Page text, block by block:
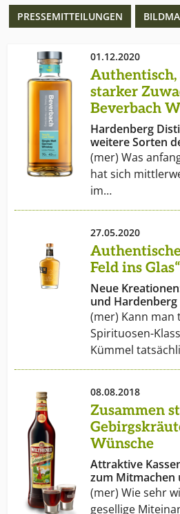
Goldwasser sowie Original
PRESSEMITTEILUNGEN
01.12.2020
Authentisch,
starker
Beverbach
Hardenberg
weitere Sorten
(mer) Was
hat sich
im…
27.05.2020
Feld ins Glas“
Neue
und Hardenberg
(mer) Kann
Spirituosen-
Kümmel
08.08.2018
Zusammen
Wünsche
Attraktive
zum Mitmachen
(mer) Wie sehr
gesellige